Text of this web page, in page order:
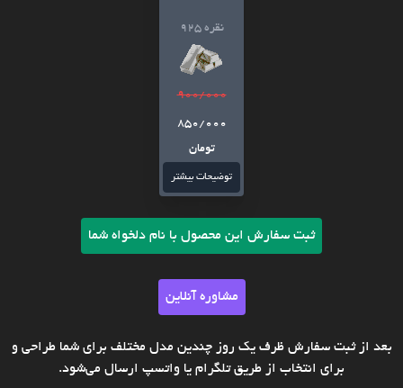
نقره 925
900/000
850/000
تومان
توضیحات بیشتر
ثبت سفارش این محصول با نام دلخواه شما
مشاوره آنلاین
بعد از ثبت سفارش ظرف یک روز چندین مدل مختلف برای شما طراحی و
برای انتخاب از طریق تلگرام یا واتسپ ارسال می‌شود.